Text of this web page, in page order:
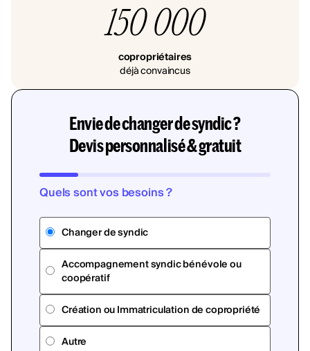
150 000
copropriétaires
déjà convaincus
Envie de changer de syndic ?
Devis personnalisé & gratuit
Quels sont vos besoins ?
Changer de syndic
Accompagnement syndic bénévole ou
coopératif
Création ou Immatriculation de copropriété
Autre